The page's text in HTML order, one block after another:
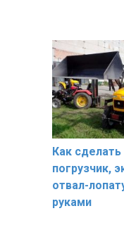
Как
погрузчик,
отвал-
руками